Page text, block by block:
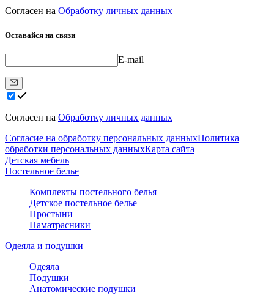
Согласен на Обработку личных данных
Оставайся на связи
E-mail
Согласен на Обработку личных данных
Согласие на обработку персональных данныхПолитика
обработки персональных данныхКарта сайта
Детская мебель
Постельное белье
Комплекты постельного белья
Детское постельное белье
Простыни
Наматрасники
Одеяла и подушки
Одеяла
Подушки
Анатомические подушки